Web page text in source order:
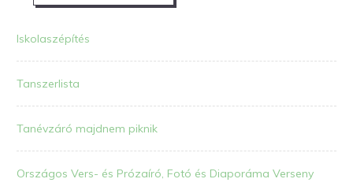
Iskolaszépítés
Tanszerlista
Tanévzáró majdnem piknik
Országos Vers- és Prózaíró, Fotó és Diaporáma Verseny